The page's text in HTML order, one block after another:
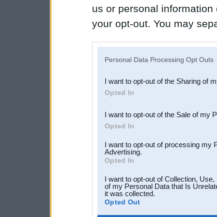
us or personal
your opt-out. You may
Downstream Participants
third parties.
Personal Data Processing Opt Outs
I want to opt-out of the Sharing of
Opted In
I want to opt-out of the Sale of my
Opted In
I want to opt-out of processing my
Advertising.
Opted In
I want to opt-out of Collection,
of my Personal Data that Is
it was collected.
Opted Out